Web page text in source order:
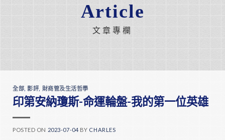
Article
文章專欄
全部 ,影評, 財商管及生活哲學
印第安納瓊斯-命運輪盤-我的第一位英雄
POSTED ON 2023-07-04 BY CHARLES